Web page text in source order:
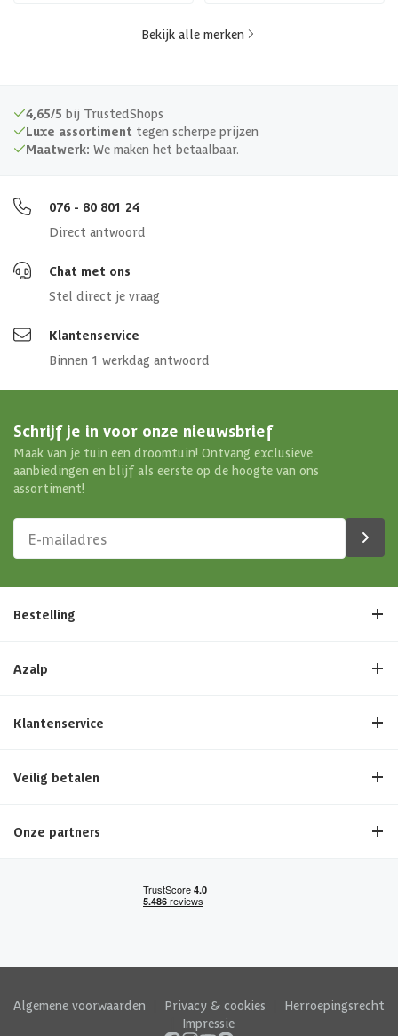
Bekijk alle merken
4,65/5 bij TrustedShops
Luxe assortiment tegen scherpe prijzen
Maatwerk: We maken het betaalbaar.
076 - 80 801 24
Direct antwoord
Chat met ons
Stel direct je vraag
Klantenservice
Binnen 1 werkdag antwoord
Schrijf je in voor onze nieuwsbrief
Maak van je tuin een droomtuin! Ontvang exclusieve
aanbiedingen en blijf als eerste op de hoogte van ons
assortiment!
Bestelling
Azalp
Klantenservice
Veilig betalen
Onze partners
Algemene voorwaarden Privacy & cookies
Herroepingsrecht
Impressie